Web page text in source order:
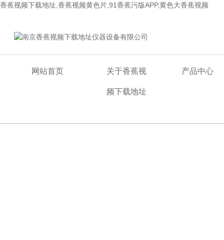
香蕉视频下载地址,香蕉视频黄色片,91香蕉污版APP,黄色大香蕉视频
网站首页 关于香蕉视
频下载地址
产品中心